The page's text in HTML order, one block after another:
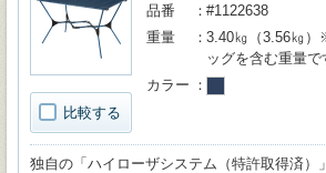
比較する
品番
#1122638
重量
3.40㎏（3.56㎏
ッグを含む重量で
カラー
独自の「ハイローザシステム（特許取得済）